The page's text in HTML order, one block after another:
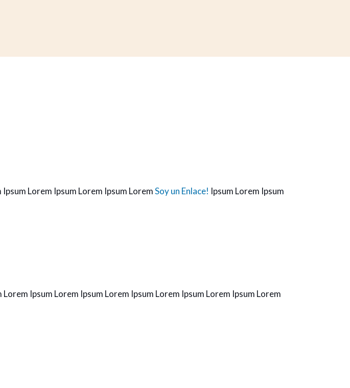
Lorem Ipsum Lorem Ipsum LoremSoy un Enlace! Ipsum Lorem Ipsum
Ipsum Lorem Ipsum Lorem Ipsum Lorem Ipsum Lorem Ipsum Lorem